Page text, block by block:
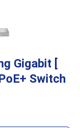
Gigabit [
Switch